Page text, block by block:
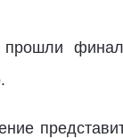
прошли